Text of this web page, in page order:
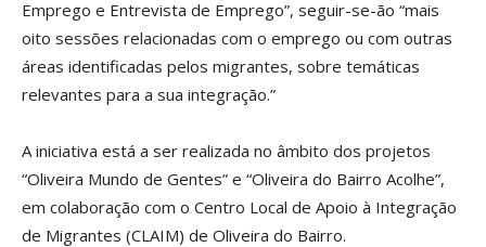
Emprego e Entrevista de Emprego”, seguir-se-ão “mais
oito sessões relacionadas com o emprego ou com outras
áreas identificadas pelos migrantes, sobre temáticas
relevantes para a sua integração.”
A iniciativa está a ser realizada no âmbito dos projetos
“Oliveira Mundo de Gentes” e “Oliveira do Bairro Acolhe”,
em colaboração com o Centro Local de Apoio à Integração
de Migrantes (CLAIM) de Oliveira do Bairro.